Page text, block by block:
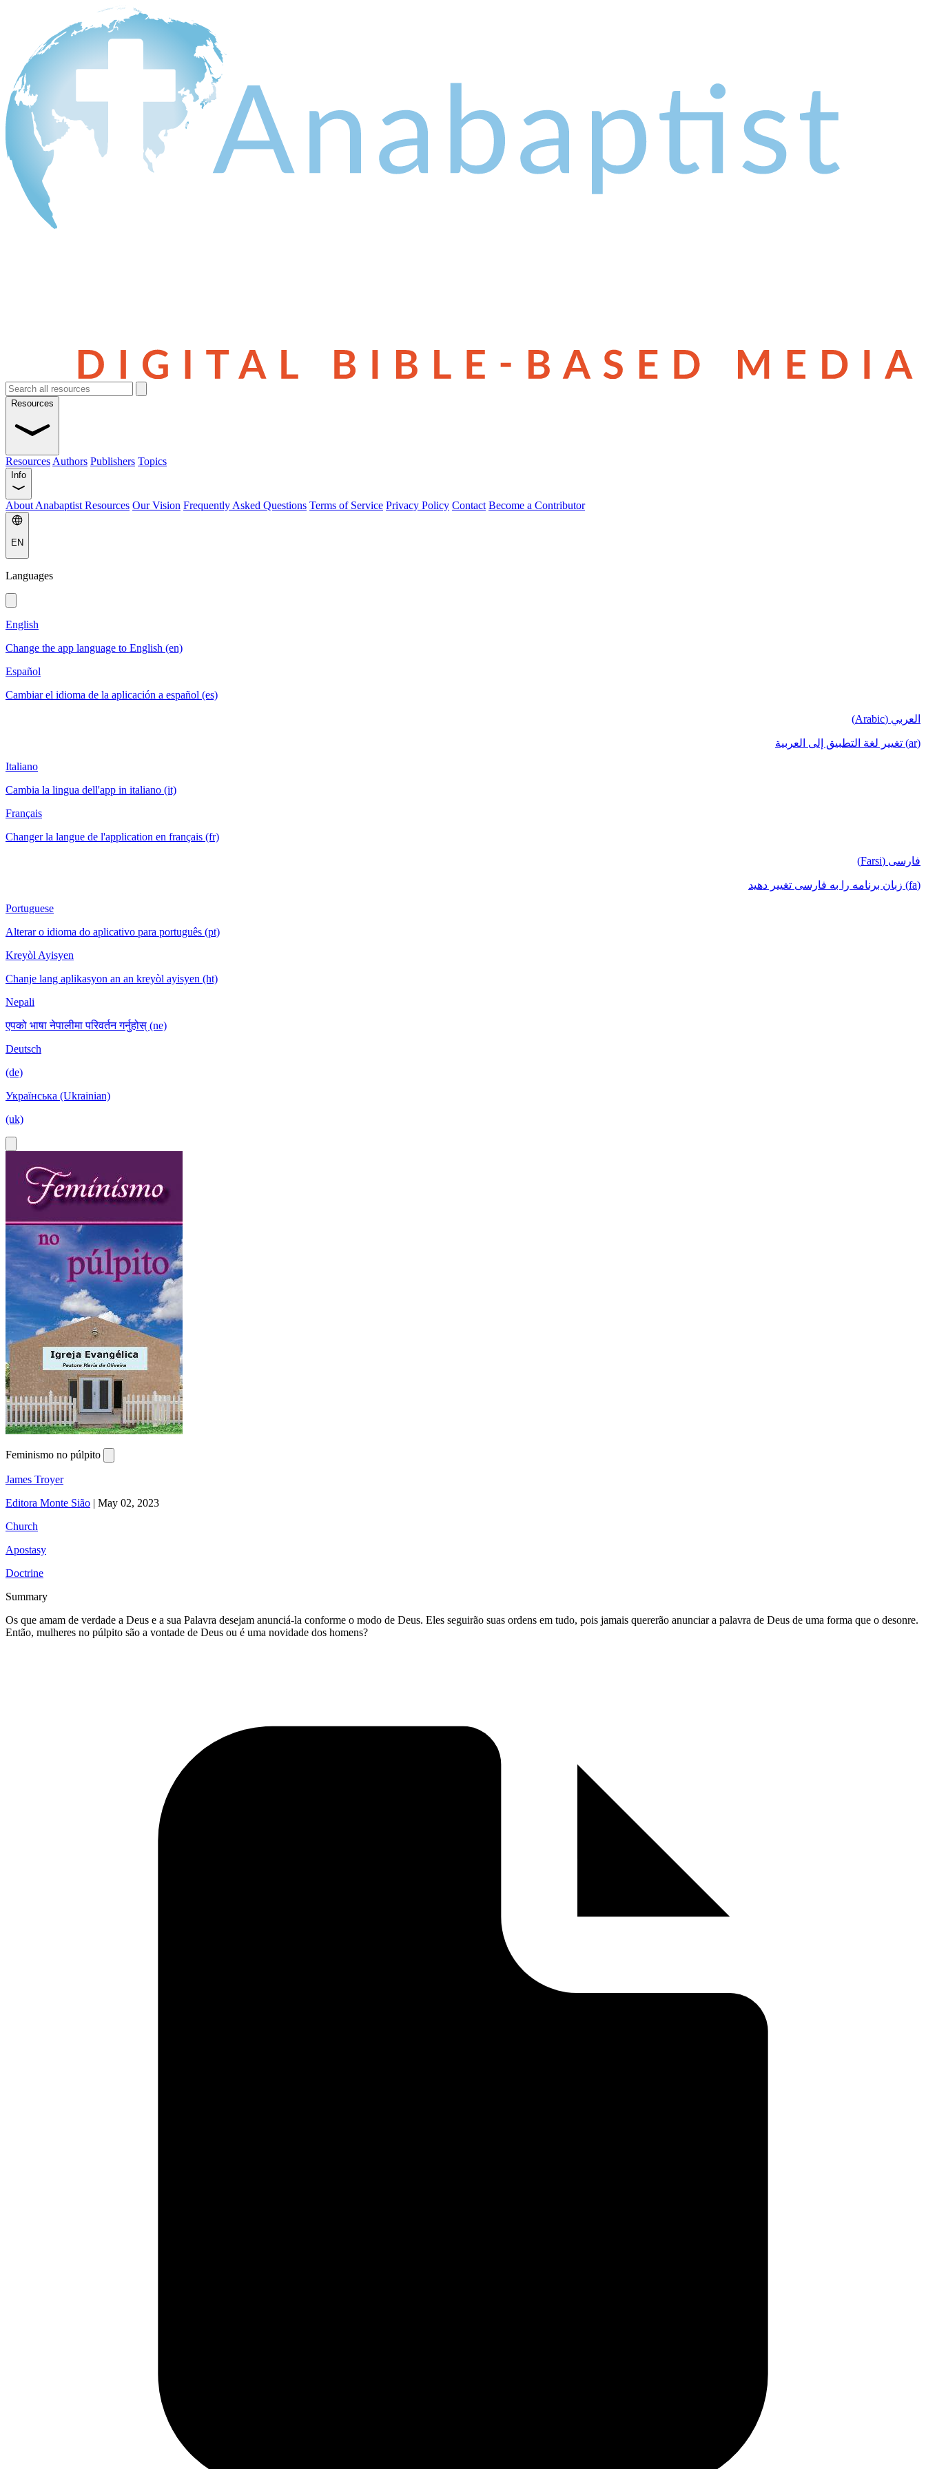
Resources
Resources Authors Publishers Topics
Info
About Anabaptist Resources Our Vision Frequently Asked Questions Terms of Service Privacy Policy Contact Become a Contributor
EN
Languages
English
Change the app language to English (en)
Español
Cambiar el idioma de la aplicación a español (es)
العربي (Arabic)
(ar) تغيير لغة التطبيق إلى العربية
Italiano
Cambia la lingua dell'app in italiano (it)
Français
Changer la langue de l'application en français (fr)
فارسی (Farsi)
(fa) زبان برنامه را به فارسی تغییر دهید
Portuguese
Alterar o idioma do aplicativo para português (pt)
Kreyòl Ayisyen
Chanje lang aplikasyon an an kreyòl ayisyen (ht)
Nepali
एपको भाषा नेपालीमा परिवर्तन गर्नुहोस् (ne)
Deutsch
(de)
Українська (Ukrainian)
(uk)
Feminismo no púlpito
James Troyer
Editora Monte Sião | May 02, 2023
Church
Apostasy
Doctrine
Summary
Os que amam de verdade a Deus e a sua Palavra desejam anunciá-la conforme o modo de Deus. Eles seguirão suas ordens em tudo, pois jamais quererão anunciar a palavra de Deus de uma forma que o desonre.
Então, mulheres no púlpito são a vontade de Deus ou é uma novidade dos homens?